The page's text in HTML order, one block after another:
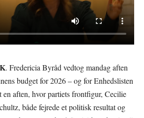
. Fredericia Byråd vedtog mandag aften
budget for 2026 – og for Enhedslisten
en aften, hvor partiets frontfigur, Cecilie
både fejrede et politisk resultat og